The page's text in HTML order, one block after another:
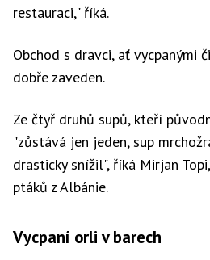
restauraci," říká.
Obchod s dravci, ať vycpanými
dobře zaveden.
Ze čtyř druhů supů, kteří
"zůstává jen jeden, sup
drasticky snížil", říká Mirjan
ptáků z Albánie.
Vycpaní orli v barech